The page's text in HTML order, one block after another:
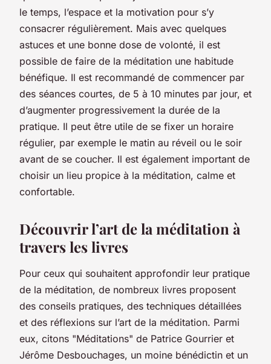
le temps, l’espace et la motivation pour s’y
consacrer régulièrement. Mais avec quelques
astuces et une bonne dose de volonté, il est
possible de faire de la méditation une habitude
bénéfique. Il est recommandé de commencer par
des séances courtes, de 5 à 10 minutes par jour, et
d’augmenter progressivement la durée de la
pratique. Il peut être utile de se fixer un horaire
régulier, par exemple le matin au réveil ou le soir
avant de se coucher. Il est également important de
choisir un lieu propice à la méditation, calme et
confortable.
Découvrir l’art de la méditation à
travers les livres
Pour ceux qui souhaitent approfondir leur pratique
de la méditation, de nombreux livres proposent
des conseils pratiques, des techniques détaillées
et des réflexions sur l’art de la méditation. Parmi
eux, citons "Méditations" de Patrice Gourrier et
Jérôme Desbouchages, un moine bénédictin et un